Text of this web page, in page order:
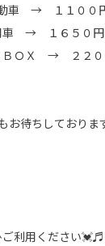
車 → １１００
車 → １６５０円
ＢＯＸ → ２２０
お待ちしておりま
ご利用ください💓♬